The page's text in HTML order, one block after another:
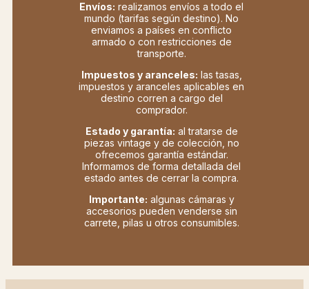
Envíos: realizamos envíos a todo el
mundo (tarifas según destino). No
enviamos a países en conflicto
armado o con restricciones de
transporte.
Impuestos y aranceles: las tasas,
impuestos y aranceles aplicables en
destino corren a cargo del
comprador.
Estado y garantía: al tratarse de
piezas vintage y de colección, no
ofrecemos garantía estándar.
Informamos de forma detallada del
estado antes de cerrar la compra.
Importante: algunas cámaras y
accesorios pueden venderse sin
carrete, pilas u otros consumibles.